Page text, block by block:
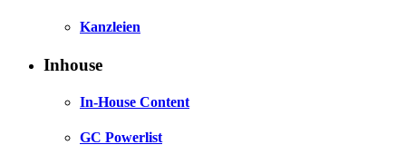
Kanzleien
Inhouse
In-House Content
GC Powerlist